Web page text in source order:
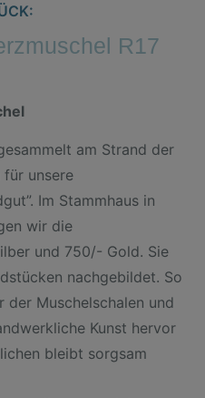
R17
am Strand der
unsere
Im Stammhaus in
wir die
und 750/- Gold. Sie
nachgebildet. So
Muschelschalen und
Kunst hervor
bleibt sorgsam